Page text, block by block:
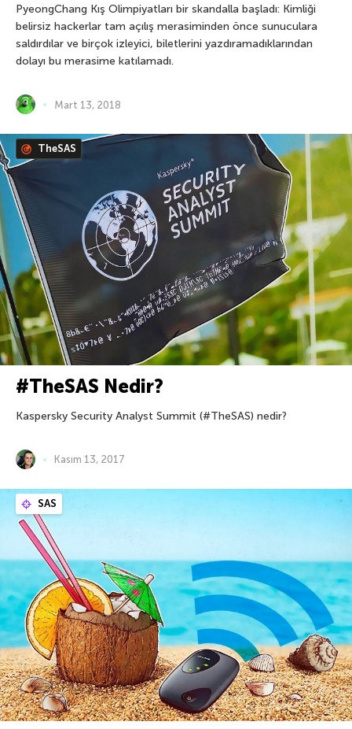
PyeongChang Kış Olimpiyatları bir skandalla başladı: Kimliği
belirsiz hackerlar tam açılış merasiminden önce sunuculara
saldırdılar ve birçok izleyici, biletlerini yazdıramadıklarından
dolayı bu merasime katılamadı.
Mart 13, 2018
TheSAS
#TheSAS Nedir?
Kaspersky Security Analyst Summit (#TheSAS) nedir?
Kasım 13, 2017
SAS